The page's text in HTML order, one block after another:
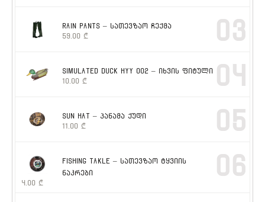
RAIN PANTS – სათევზაო ჩექმა
59.00 ₾ 03
SIMULATED DUCK HYY 002 – იხვის ფიტული
10.00 ₾ 04
SUN HAT – პანამა ქუდი
11.00 ₾ 05
FISHING TAKLE – სათევზაო ტყვიის
ნაკრები
4.00 ₾
06